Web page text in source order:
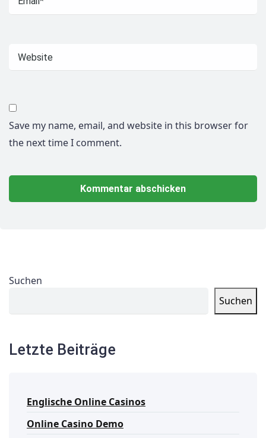
Save my name, email, and website in this browser for
the next time I comment.
Suchen
Suchen
Letzte Beiträge
Englische Online Casinos
Online Casino Demo